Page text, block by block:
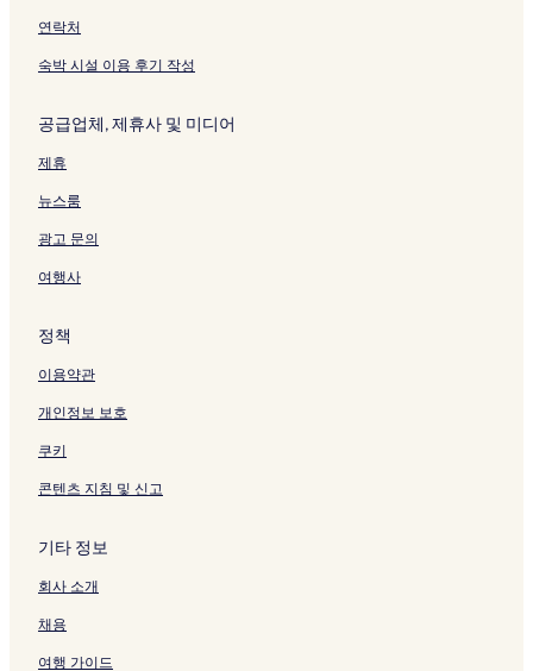
연락처
숙박 시설 이용 후기 작성
공급업체, 제휴사 및 미디어
제휴
뉴스룸
광고 문의
여행사
정책
이용약관
개인정보 보호
쿠키
콘텐츠 지침 및 신고
기타 정보
회사 소개
채용
여행 가이드